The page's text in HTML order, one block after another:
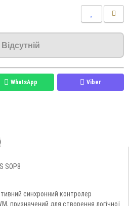
Відсутній
WhatsApp Viber
SOP8
синхронний контролер
призначений для створення логічної